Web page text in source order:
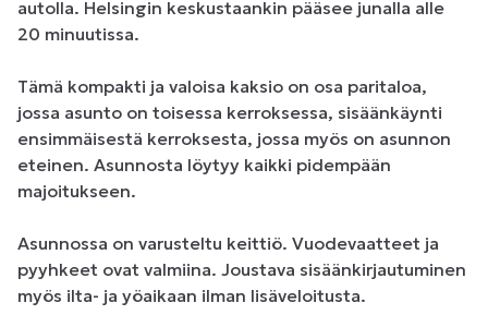
autolla. Helsingin keskustaankin pääsee junalla alle
20 minuutissa.
Tämä kompakti ja valoisa kaksio on osa paritaloa,
jossa asunto on toisessa kerroksessa, sisäänkäynti
ensimmäisestä kerroksesta, jossa myös on asunnon
eteinen. Asunnosta löytyy kaikki pidempään
majoitukseen.
Asunnossa on varusteltu keittiö. Vuodevaatteet ja
pyyhkeet ovat valmiina. Joustava sisäänkirjautuminen
myös ilta- ja yöaikaan ilman lisäveloitusta.